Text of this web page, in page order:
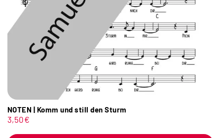
NOTEN | Komm und still den Sturm
3,50€